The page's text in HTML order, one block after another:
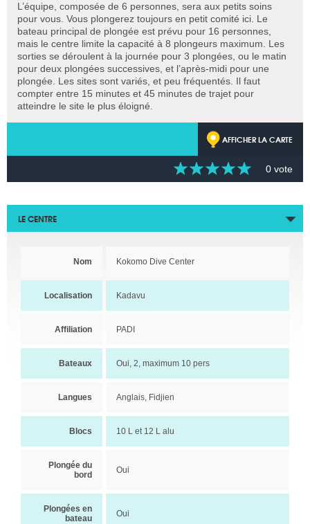
L’équipe, composée de 6 personnes, sera aux petits soins
pour vous. Vous plongerez toujours en petit comité ici. Le
bateau principal de plongée est prévu pour 16 personnes,
mais le centre limite la capacité à 8 plongeurs maximum. Les
sorties se déroulent à la journée pour 3 plongées, ou le matin
pour deux plongées successives, et l’après-midi pour une
plongée. Les sites sont variés, et peu fréquentés. Il faut
compter entre 15 minutes et 45 minutes de trajet pour
atteindre le site le plus éloigné.
AFFICHER LA CARTE
0 vote
LE CENTRE
Nom Kokomo Dive Center
Localisation Kadavu
Affiliation PADI
Bateaux Oui, 2, maximum 10 pers
Langues Anglais, Fidjien
Blocs 10 L et 12 L alu
Plongée du
bord
Oui
Plongées en
bateau
Oui